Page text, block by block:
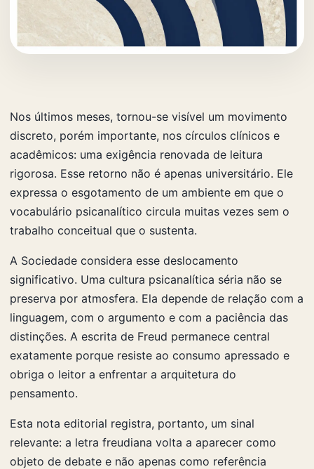
Nos últimos meses, tornou-se visível um movimento
discreto, porém importante, nos círculos clínicos e
acadêmicos: uma exigência renovada de leitura
rigorosa. Esse retorno não é apenas universitário. Ele
expressa o esgotamento de um ambiente em que o
vocabulário psicanalítico circula muitas vezes sem o
trabalho conceitual que o sustenta.
A Sociedade considera esse deslocamento
significativo. Uma cultura psicanalítica séria não se
preserva por atmosfera. Ela depende de relação com a
linguagem, com o argumento e com a paciência das
distinções. A escrita de Freud permanece central
exatamente porque resiste ao consumo apressado e
obriga o leitor a enfrentar a arquitetura do
pensamento.
Esta nota editorial registra, portanto, um sinal
relevante: a letra freudiana volta a aparecer como
objeto de debate e não apenas como referência